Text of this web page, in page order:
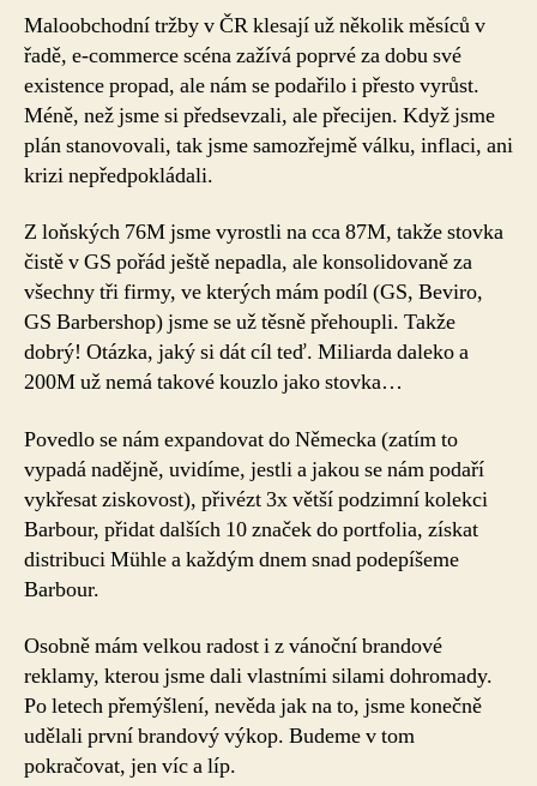
Maloobchodní tržby v ČR klesají už několik měsíců v
řadě, e-commerce scéna zažívá poprvé za dobu své
existence propad, ale nám se podařilo i přesto vyrůst.
Méně, než jsme si předsevzali, ale přecijen. Když jsme
plán stanovovali, tak jsme samozřejmě válku, inflaci, ani
krizi nepředpokládali.
Z loňských 76M jsme vyrostli na cca 87M, takže stovka
čistě v GS pořád ještě nepadla, ale konsolidovaně za
všechny tři firmy, ve kterých mám podíl (GS, Beviro,
GS Barbershop) jsme se už těsně přehoupli. Takže
dobrý! Otázka, jaký si dát cíl teď. Miliarda daleko a
200M už nemá takové kouzlo jako stovka…
Povedlo se nám expandovat do Německa (zatím to
vypadá nadějně, uvidíme, jestli a jakou se nám podaří
vykřesat ziskovost), přivézt 3x větší podzimní kolekci
Barbour, přidat dalších 10 značek do portfolia, získat
distribuci Mühle a každým dnem snad podepíšeme
Barbour.
Osobně mám velkou radost i z vánoční brandové
reklamy, kterou jsme dali vlastními silami dohromady.
Po letech přemýšlení, nevěda jak na to, jsme konečně
udělali první brandový výkop. Budeme v tom
pokračovat, jen víc a líp.